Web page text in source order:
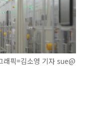
픽=김소영 기자 sue@